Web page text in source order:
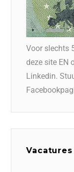
Voor slechts
deze site EN
Linkedin.